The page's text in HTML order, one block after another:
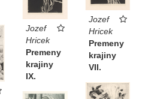
Jozef
Hricek
Premeny
krajiny
VII.
Jozef
Hricek
Premeny
krajiny
IX.